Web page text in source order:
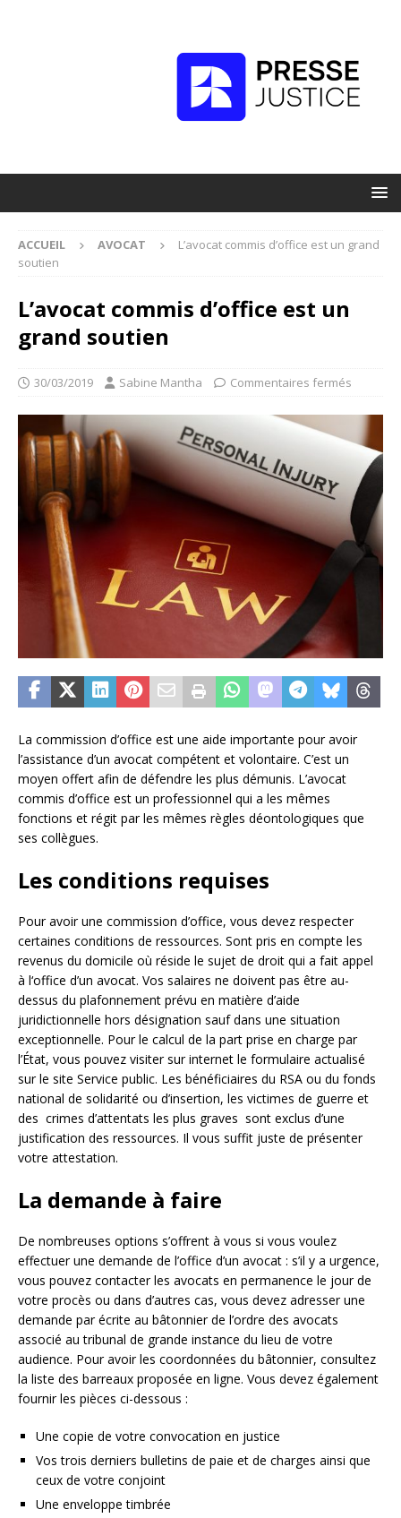
ACCUEIL AVOCAT
L’avocat commis d’office est un grand
soutien
L’avocat commis d’office est un
grand soutien
30/03/2019 Sabine Mantha Commentaires fermés
La commission d’office est une aide importante pour avoir
l’assistance d’un avocat compétent et volontaire. C’est un
moyen offert afin de défendre les plus démunis. L’avocat
commis d’office est un professionnel qui a les mêmes
fonctions et régit par les mêmes règles déontologiques que
ses collègues.
Les conditions requises
Pour avoir une commission d’office, vous devez respecter
certaines conditions de ressources. Sont pris en compte les
revenus du domicile où réside le sujet de droit qui a fait appel
à l‘office d’un avocat. Vos salaires ne doivent pas être au-
dessus du plafonnement prévu en matière d’aide
juridictionnelle hors désignation sauf dans une situation
exceptionnelle. Pour le calcul de la part prise en charge par
l’État, vous pouvez visiter sur internet le formulaire actualisé
sur le site Service public. Les bénéficiaires du RSA ou du fonds
national de solidarité ou d’insertion, les victimes de guerre et
des crimes d’attentats les plus graves sont exclus d’une
justification des ressources. Il vous suffit juste de présenter
votre attestation.
La demande à faire
De nombreuses options s’offrent à vous si vous voulez
effectuer une demande de l’office d’un avocat : s’il y a urgence,
vous pouvez contacter les avocats en permanence le jour de
votre procès ou dans d’autres cas, vous devez adresser une
demande par écrite au bâtonnier de l’ordre des avocats
associé au tribunal de grande instance du lieu de votre
audience. Pour avoir les coordonnées du bâtonnier, consultez
la liste des barreaux proposée en ligne. Vous devez également
fournir les pièces ci-dessous :
Une copie de votre convocation en justice
Vos trois derniers bulletins de paie et de charges ainsi que
ceux de votre conjoint
Une enveloppe timbrée